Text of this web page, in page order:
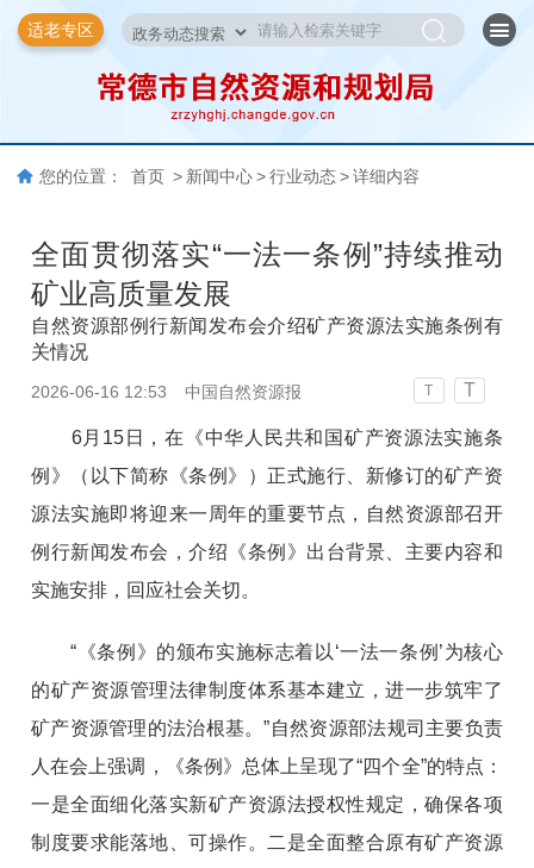
适老专区
您的位置： 首页 > 新闻中心 > 行业动态 > 详细内容
全面贯彻落实“一法一条例”持续推动
矿业高质量发展
自然资源部例行新闻发布会介绍矿产资源法实施条例有
关情况
2026-06-16 12:53 中国自然资源报 T T
6月15日，在《中华人民共和国矿产资源法实施条
例》（以下简称《条例》）正式施行、新修订的矿产资
源法实施即将迎来一周年的重要节点，自然资源部召开
例行新闻发布会，介绍《条例》出台背景、主要内容和
实施安排，回应社会关切。
“《条例》的颁布实施标志着以‘一法一条例’为核心
的矿产资源管理法律制度体系基本建立，进一步筑牢了
矿产资源管理的法治根基。”自然资源部法规司主要负责
人在会上强调，《条例》总体上呈现了“四个全”的特点：
一是全面细化落实新矿产资源法授权性规定，确保各项
制度要求能落地、可操作。二是全面整合原有矿产资源